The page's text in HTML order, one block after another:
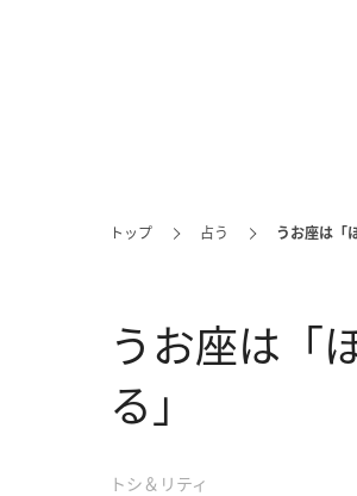
トップ 占う うお座は「
うお座は「
る」
トシ＆リティ